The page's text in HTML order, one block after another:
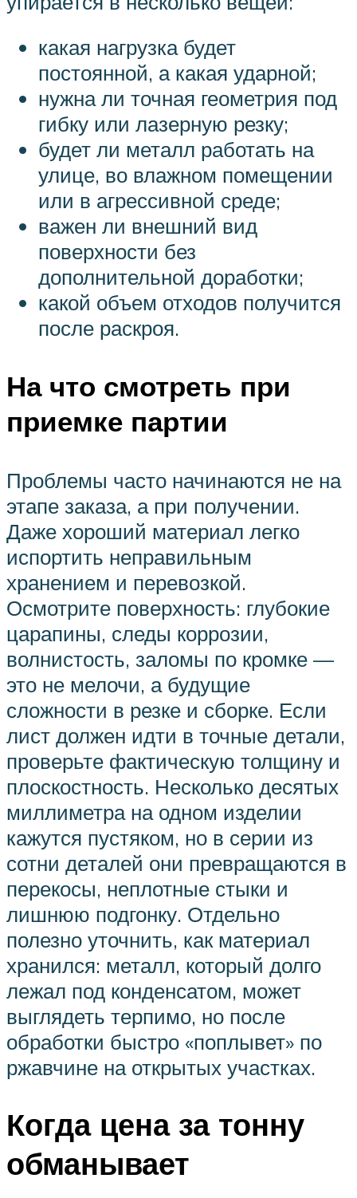
какая нагрузка будет
постоянной, а какая ударной;
нужна ли точная геометрия под
гибку или лазерную резку;
будет ли металл работать на
улице, во влажном помещении
или в агрессивной среде;
важен ли внешний вид
поверхности без
дополнительной доработки;
какой объем отходов получится
после раскроя.
На что смотреть при
приемке партии
Проблемы часто начинаются не на
этапе заказа, а при получении.
Даже хороший материал легко
испортить неправильным
хранением и перевозкой.
Осмотрите поверхность: глубокие
царапины, следы коррозии,
волнистость, заломы по кромке —
это не мелочи, а будущие
сложности в резке и сборке. Если
лист должен идти в точные детали,
проверьте фактическую толщину и
плоскостность. Несколько десятых
миллиметра на одном изделии
кажутся пустяком, но в серии из
сотни деталей они превращаются в
перекосы, неплотные стыки и
лишнюю подгонку. Отдельно
полезно уточнить, как материал
хранился: металл, который долго
лежал под конденсатом, может
выглядеть терпимо, но после
обработки быстро «поплывет» по
ржавчине на открытых участках.
Когда цена за тонну
обманывает